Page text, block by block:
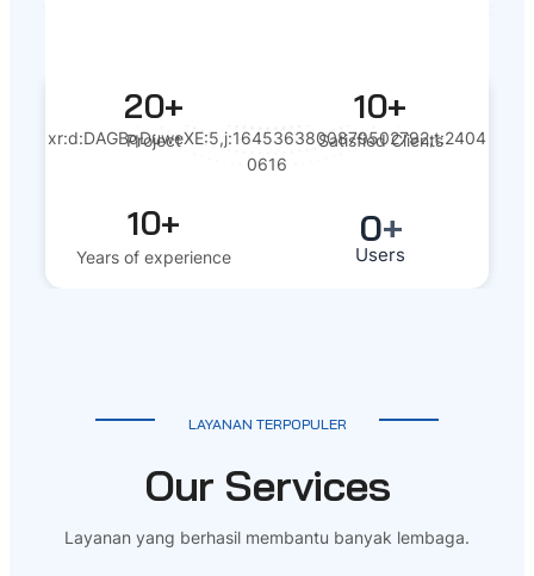
xr:d:DAGBqDuweXE:5,j:1645363800879502792,t:2404
0616
20+
Project
10+
Satisfied Clients
10+
Years of experience
0+
Users
LAYANAN TERPOPULER
Our Services
Layanan yang berhasil membantu banyak lembaga.